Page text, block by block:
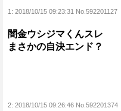
1: 2018/10/15 09:23:31 No.592201127
闇金ウシジマくんスレ
まさかの自決エンド？
2: 2018/10/15 09:26:46 No.592201374